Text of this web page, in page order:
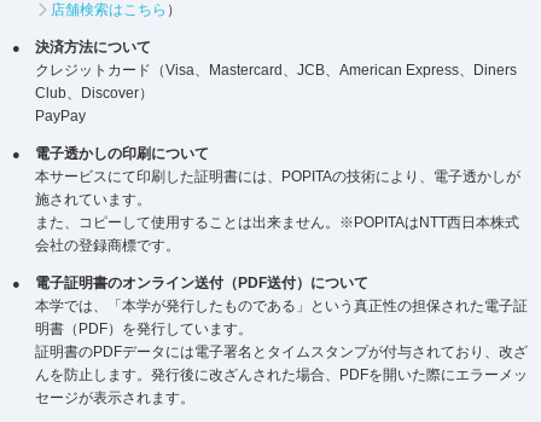
店舗検索はこちら ）
決済方法について
クレジットカード（Visa、Mastercard、JCB、American Express、Diners
Club、Discover）
PayPay
電子透かしの印刷について
本サービスにて印刷した証明書には、POPITAの技術により、電子透かしが
施されています。
また、コピーして使用することは出来ません。※POPITAはNTT西日本株式
会社の登録商標です。
電子証明書のオンライン送付（PDF送付）について
本学では、「本学が発行したものである」という真正性の担保された電子証
明書（PDF）を発行しています。
証明書のPDFデータには電子署名とタイムスタンプが付与されており、改ざ
んを防止します。発行後に改ざんされた場合、PDFを開いた際にエラーメッ
セージが表示されます。